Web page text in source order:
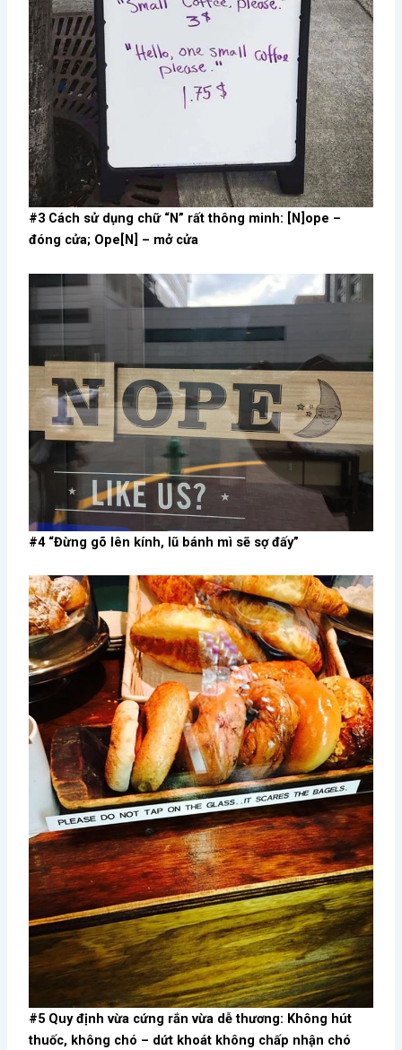
#3 Cách sử dụng chữ “N” rất thông minh: [N]ope –
đóng cửa; Ope[N] – mở cửa
#4 “Đừng gõ lên kính, lũ bánh mì sẽ sợ đấy”
#5 Quy định vừa cứng rắn vừa dễ thương: Không hút
thuốc, không chó – dứt khoát không chấp nhận chó